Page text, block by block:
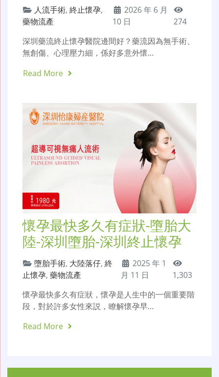
人流手術, 終止懷孕,
藥物流產
2026 年 6 月
10 日
274
深圳藥流終止懷孕醫院邊間好？藥流因為無手術、
無創傷、心理壓力細，係好多意外懷…
Read More
懷孕最快多久有症狀-墮胎大
陸-深圳墮胎-深圳終止懷孕
墮胎手術, 大陸落仔, 終
止懷孕, 藥物流產
2025 年 1
月 11 日
1,303
懷孕最快多久有症狀，懷孕是人生中的一個重要階
段，對於許多女性來説，瞭解懷孕早…
Read More